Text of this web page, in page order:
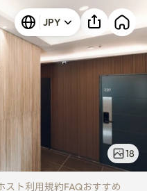
JPY
18
スト利用規約FAQおすすめ
。再試行してくださ